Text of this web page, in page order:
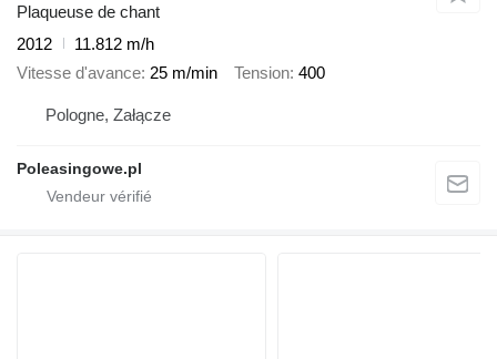
Plaqueuse de chant
2012
11.812 m/h
Vitesse d'avance 25 m/min Tension 400
Pologne, Załącze
Poleasingowe.pl